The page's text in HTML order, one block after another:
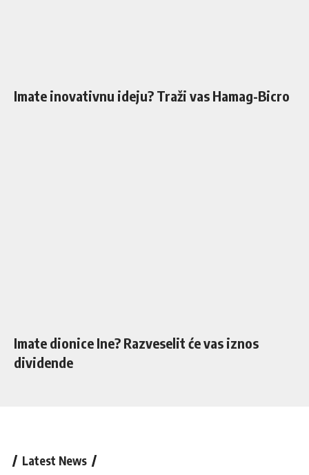
Imate inovativnu ideju? Traži vas Hamag-Bicro
Imate dionice Ine? Razveselit će vas iznos
dividende
Latest News